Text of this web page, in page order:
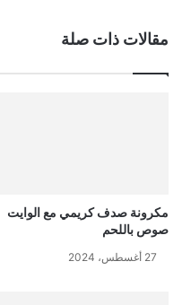
مقالات ذات صلة
مكرونة صدف كريمي مع الوايت
صوص باللحم
27 أغسطس، 2024